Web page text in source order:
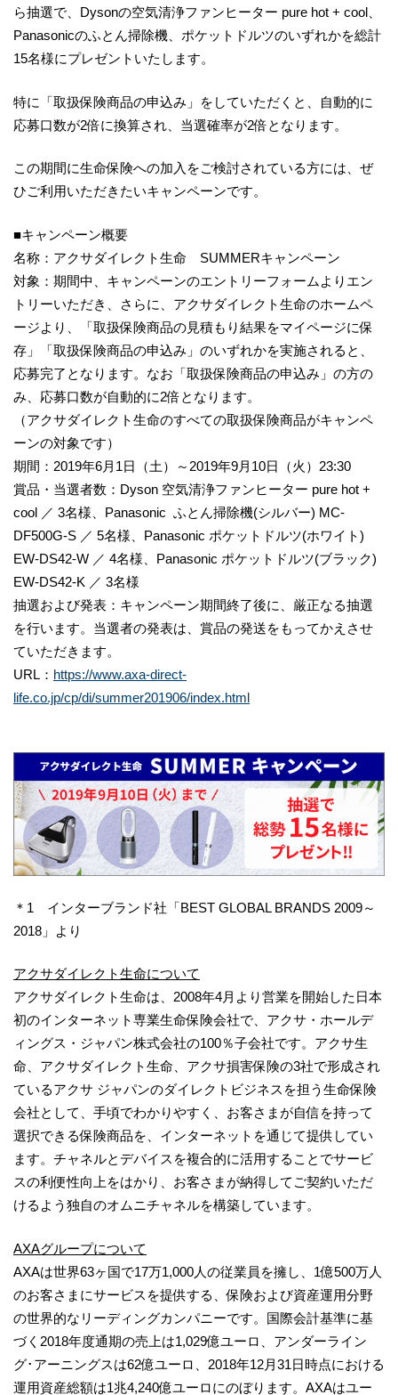
ら抽選で、Dysonの空気清浄ファンヒーター pure hot + cool、
Panasonicのふとん掃除機、ポケットドルツのいずれかを総計
15名様にプレゼントいたします。
特に「取扱保険商品の申込み」をしていただくと、自動的に
応募口数が2倍に換算され、当選確率が2倍となります。
この期間に生命保険への加入をご検討されている方には、ぜ
ひご利用いただきたいキャンペーンです。
■キャンペーン概要
名称：アクサダイレクト生命 SUMMERキャンペーン
対象：期間中、キャンペーンのエントリーフォームよりエン
トリーいただき、さらに、アクサダイレクト生命のホームペ
ージより、「取扱保険商品の見積もり結果をマイページに保
存」「取扱保険商品の申込み」のいずれかを実施されると、
応募完了となります。なお「取扱保険商品の申込み」の方の
み、応募口数が自動的に2倍となります。
（アクサダイレクト生命のすべての取扱保険商品がキャンペ
ーンの対象です）
期間：2019年6月1日（土）～2019年9月10日（火）23:30
賞品・当選者数：Dyson 空気清浄ファンヒーター pure hot +
cool ／ 3名様、Panasonic ふとん掃除機(シルバー) MC-
DF500G-S ／ 5名様、Panasonic ポケットドルツ(ホワイト)
EW-DS42-W ／ 4名様、Panasonic ポケットドルツ(ブラック)
EW-DS42-K ／ 3名様
抽選および発表：キャンペーン期間終了後に、厳正なる抽選
を行います。当選者の発表は、賞品の発送をもってかえさせ
ていただきます。
URL： https://www.axa-direct-
life.co.jp/cp/di/summer201906/index.html
＊1 インターブランド社「BEST GLOBAL BRANDS 2009～
2018」より
アクサダイレクト生命について
アクサダイレクト生命は、2008年4月より営業を開始した日本
初のインターネット専業生命保険会社で、アクサ・ホールデ
ィングス・ジャパン株式会社の100％子会社です。アクサ生
命、アクサダイレクト生命、アクサ損害保険の3社で形成され
ているアクサ ジャパンのダイレクトビジネスを担う生命保険
会社として、手頃でわかりやすく、お客さまが自信を持って
選択できる保険商品を、インターネットを通じて提供してい
ます。チャネルとデバイスを複合的に活用することでサービ
スの利便性向上をはかり、お客さまが納得してご契約いただ
けるよう独自のオムニチャネルを構築しています。
AXAグループについて
AXAは世界63ヶ国で17万1,000人の従業員を擁し、1億500万人
のお客さまにサービスを提供する、保険および資産運用分野
の世界的なリーディングカンパニーです。国際会計基準に基
づく2018年度通期の売上は1,029億ユーロ、アンダーライン
グ･アーニングスは62億ユーロ、2018年12月31日時点における
運用資産総額は1兆4,240億ユーロにのぼります。AXAはユー